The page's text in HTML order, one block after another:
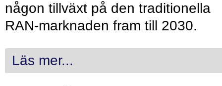
någon tillväxt på den traditionella
RAN-marknaden fram till 2030.
Läs mer...